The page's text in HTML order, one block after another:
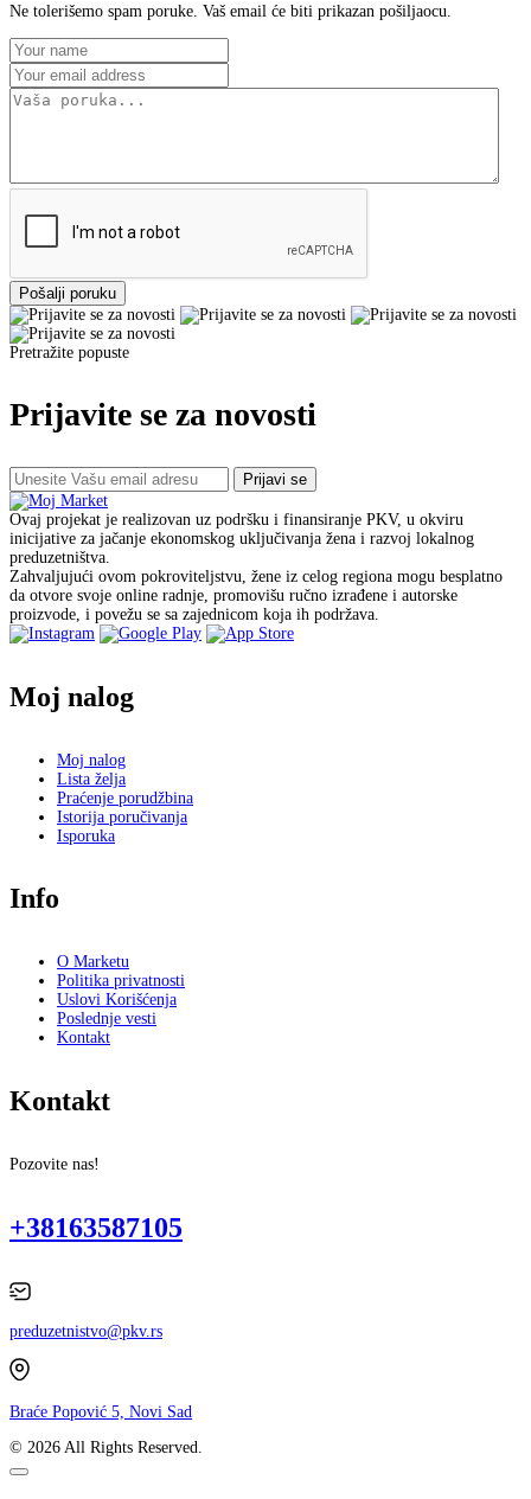
Ne tolerišemo spam poruke. Vaš email će biti prikazan pošiljaocu.
Pošalji poruku
Pretražite popuste
Prijavite se za novosti
Prijavi se
Ovaj projekat je realizovan uz podršku i finansiranje PKV, u okviru
inicijative za jačanje ekonomskog uključivanja žena i razvoj lokalnog
preduzetništva.
Zahvaljujući ovom pokroviteljstvu, žene iz celog regiona mogu besplatno
da otvore svoje online radnje, promovišu ručno izrađene i autorske
proizvode, i povežu se sa zajednicom koja ih podržava.
Moj nalog
Moj nalog
Lista želja
Praćenje porudžbina
Istorija poručivanja
Isporuka
Info
O Marketu
Politika privatnosti
Uslovi Korišćenja
Poslednje vesti
Kontakt
Kontakt
Pozovite nas!
+38163587105
preduzetnistvo@pkv.rs
Braće Popović 5, Novi Sad
© 2026 All Rights Reserved.